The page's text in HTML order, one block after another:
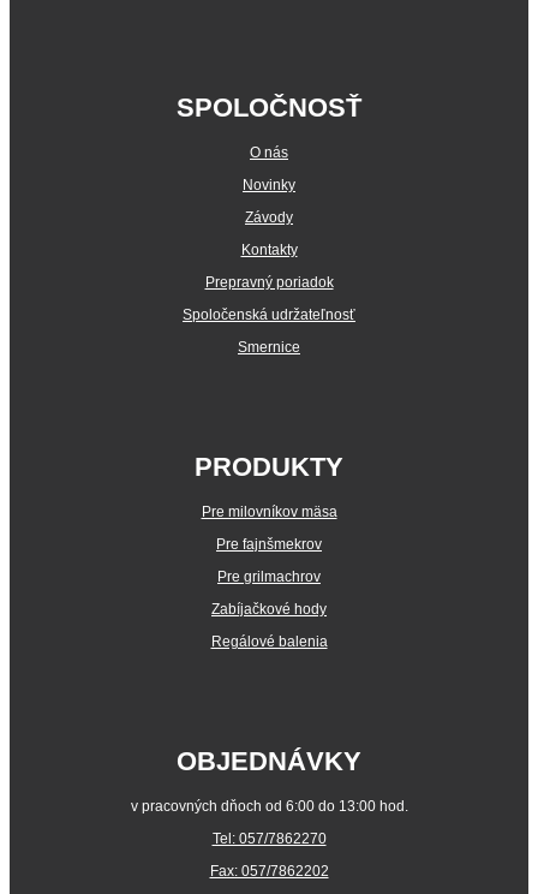
SPOLOČNOSŤ
O nás
Novinky
Závody
Kontakty
Prepravný poriadok
Spoločenská udržateľnosť
Smernice
PRODUKTY
Pre milovníkov mäsa
Pre fajnšmekrov
Pre grilmachrov
Zabíjačkové hody
Regálové balenia
OBJEDNÁVKY
v pracovných dňoch od 6:00 do 13:00 hod.
Tel: 057/7862270
Fax: 057/7862202